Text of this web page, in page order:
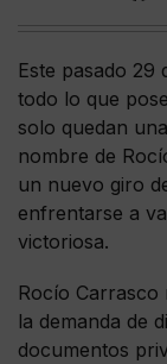
Este pasado
todo lo que
solo quedan
nombre de
un nuevo giro
enfrentarse a
victoriosa.
Rocío
la demanda de
documentos